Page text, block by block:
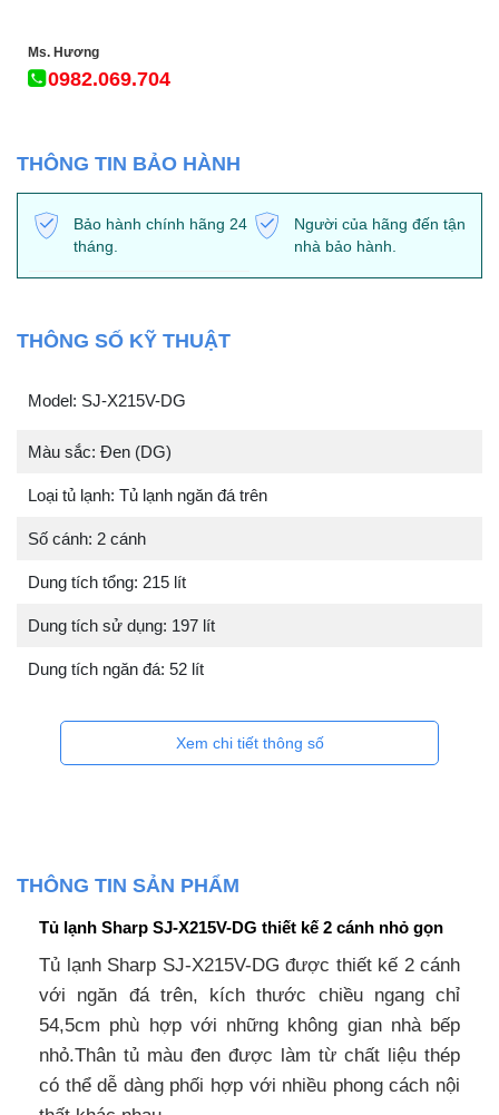
Ms. Hương
0982.069.704
THÔNG TIN BẢO HÀNH
Bảo hành chính hãng 24
tháng.
Người của hãng đến tận
nhà bảo hành.
THÔNG SỐ KỸ THUẬT
Model: SJ-X215V-DG
Màu sắc: Đen (DG)
Loại tủ lạnh: Tủ lạnh ngăn đá trên
Số cánh: 2 cánh
Dung tích tổng: 215 lít
Dung tích sử dụng: 197 lít
Dung tích ngăn đá: 52 lít
Xem chi tiết thông số
THÔNG TIN SẢN PHẨM
Tủ lạnh Sharp SJ-X215V-DG thiết kế 2 cánh nhỏ gọn
Tủ lạnh Sharp SJ-X215V-DG được thiết kế 2 cánh
với ngăn đá trên, kích thước chiều ngang chỉ
54,5cm phù hợp với những không gian nhà bếp
nhỏ.Thân tủ màu đen được làm từ chất liệu thép
có thể dễ dàng phối hợp với nhiều phong cách nội